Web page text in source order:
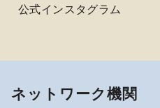
公式インスタグラム
ネットワーク機関